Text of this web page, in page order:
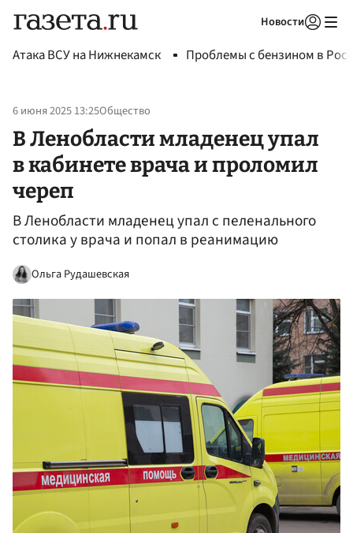
Новости
Атака ВСУ на Нижнекамск Проблемы с бензином в
6 июня 2025 13:25Общество
В Ленобласти младенец упал
в кабинете врача и проломил
череп
В Ленобласти младенец упал с пеленального
столика у врача и попал в реанимацию
Ольга Рудашевская